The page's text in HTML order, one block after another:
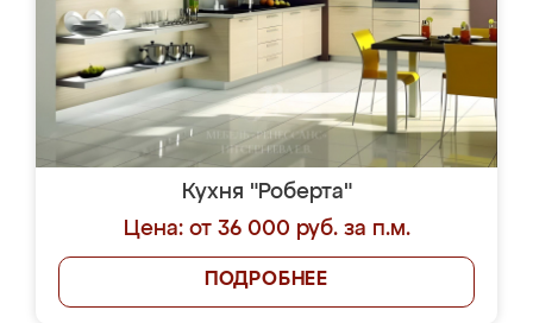
Кухня "Роберта"
Цена: от 36 000 руб. за п.м.
ПОДРОБНЕЕ